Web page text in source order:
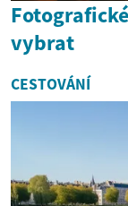
vybrat
CESTOVÁNÍ